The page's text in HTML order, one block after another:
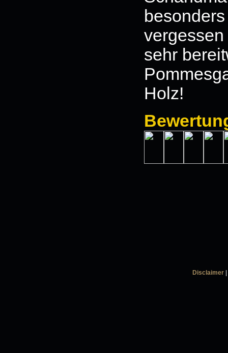
sehr
Holz!
Disclaimer|